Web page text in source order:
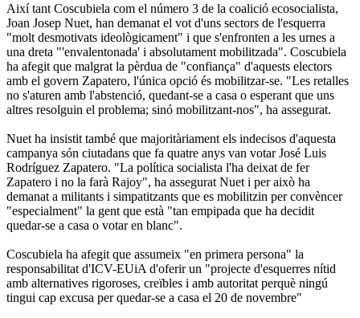
Així tant Coscubiela com el número 3 de la coalició ecosocialista,
Joan Josep Nuet, han demanat el vot d'uns sectors de l'esquerra
"molt desmotivats ideològicament" i que s'enfronten a les urnes a
una dreta "'envalentonada' i absolutament mobilitzada". Coscubiela
ha afegit que malgrat la pèrdua de "confiança" d'aquests electors
amb el govern Zapatero, l'única opció és mobilitzar-se. "Les retalles
no s'aturen amb l'abstenció, quedant-se a casa o esperant que uns
altres resolguin el problema; sinó mobilitzant-nos", ha assegurat.
Nuet ha insistit també que majoritàriament els indecisos d'aquesta
campanya són ciutadans que fa quatre anys van votar José Luis
Rodríguez Zapatero. "La política socialista l'ha deixat de fer
Zapatero i no la farà Rajoy", ha assegurat Nuet i per això ha
demanat a militants i simpatitzants que es mobilitzin per convèncer
"especialment" la gent que està "tan empipada que ha decidit
quedar-se a casa o votar en blanc".
Coscubiela ha afegit que assumeix "en primera persona" la
responsabilitat d'ICV-EUiA d'oferir un "projecte d'esquerres nítid
amb alternatives rigoroses, creïbles i amb autoritat perquè ningú
tingui cap excusa per quedar-se a casa el 20 de novembre"